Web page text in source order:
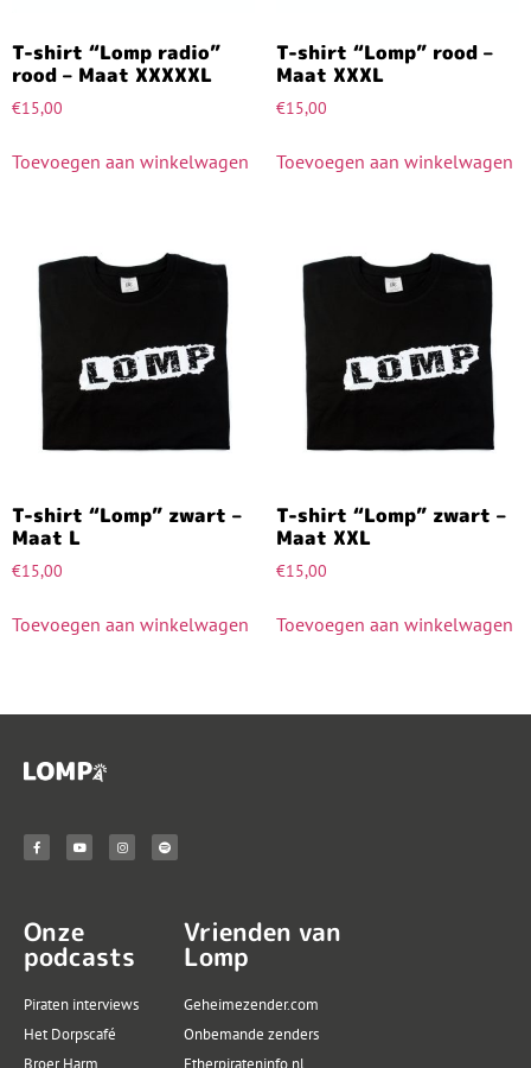
T-shirt “Lomp radio”
rood – Maat XXXXXL
€15,00
Toevoegen aan winkelwagen
T-shirt “Lomp” rood –
Maat XXXL
€15,00
Toevoegen aan winkelwagen
T-shirt “Lomp” zwart –
Maat L
€15,00
Toevoegen aan winkelwagen
T-shirt “Lomp” zwart –
Maat XXL
€15,00
Toevoegen aan winkelwagen
Onze
podcasts
Piraten interviews
Het Dorpscafé
Broer Harm
Vrienden van
Lomp
Geheimezender.com
Onbemande zenders
Etherpirateninfo.nl